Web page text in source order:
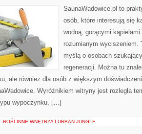
SaunaWadowice.pl to
osób, które interesują się
wodną, gorącymi
rozumianym wyciszeniem.
myślą o osobach
regeneracji. Można tu
ale również dla osób z większym
Wyróżnikiem witryny jest rozległa
wypoczynku, […]
ROŚLINNE WNĘTRZA I URBAN JUNGLE